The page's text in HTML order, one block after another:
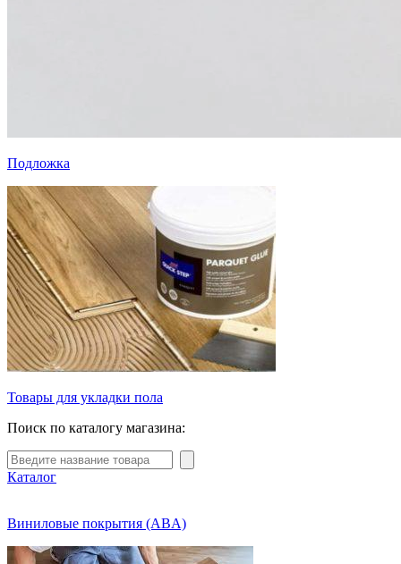
Подложка
Товары для укладки пола
Поиск по каталогу магазина:
Каталог
Виниловые покрытия (ABA)